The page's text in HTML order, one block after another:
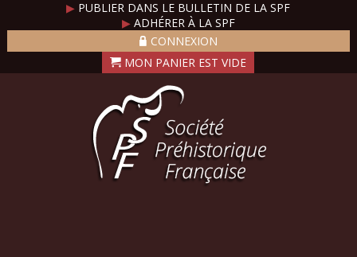
▶ PUBLIER DANS LE BULLETIN DE LA SPF
▶ADHÉRER À LA SPF
CONNEXION